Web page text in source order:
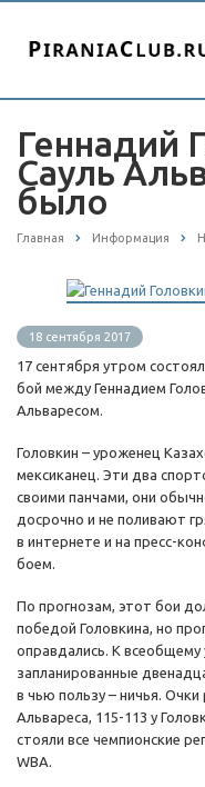
Геннадий
Сауль
было
Главная Информация
18 сентября 2017
17 сентября утром
бой между Геннадием
Альваресом.
Головкин – уроженец
мексиканец. Эти два
своими панчами, они
досрочно и не поливают
в интернете и на пресс-
боем.
По прогнозам, этот бои
победой Головкина, но
оправдались. К
запланированные
в чью пользу – ничья. Очки
Альвареса, 115-113 у
стояли все чемпионские
WBA.